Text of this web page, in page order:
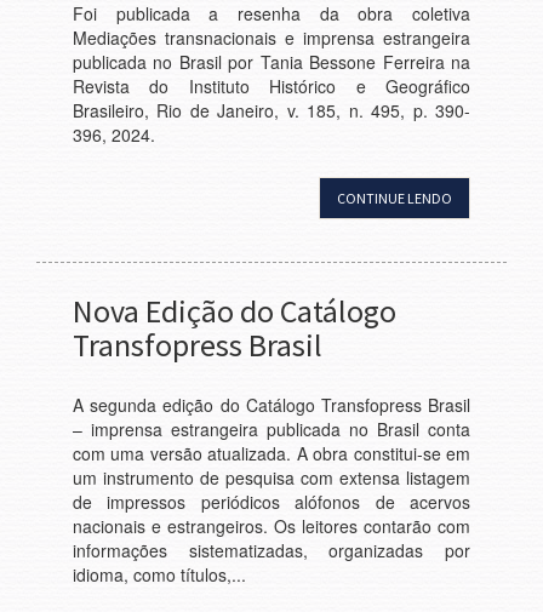
Foi publicada a resenha da obra coletiva
Mediações transnacionais e imprensa estrangeira
publicada no Brasil por Tania Bessone Ferreira na
Revista do Instituto Histórico e Geográfico
Brasileiro, Rio de Janeiro, v. 185, n. 495, p. 390-
396, 2024.
CONTINUE LENDO
Nova Edição do Catálogo
Transfopress Brasil
A segunda edição do Catálogo Transfopress Brasil
– imprensa estrangeira publicada no Brasil conta
com uma versão atualizada. A obra constitui-se em
um instrumento de pesquisa com extensa listagem
de impressos periódicos alófonos de acervos
nacionais e estrangeiros. Os leitores contarão com
informações sistematizadas, organizadas por
idioma, como títulos,...